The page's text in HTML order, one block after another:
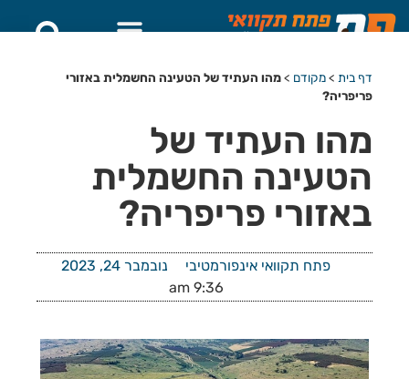
דף בית >מקודם >מהו העתיד של הטעינה החשמלית באזורי
פריפריה?
מהו העתיד של
הטעינה החשמלית
באזורי פריפריה?
פתח תקוואי אינפורמטיבי
נובמבר 24, 2023
9:36 am